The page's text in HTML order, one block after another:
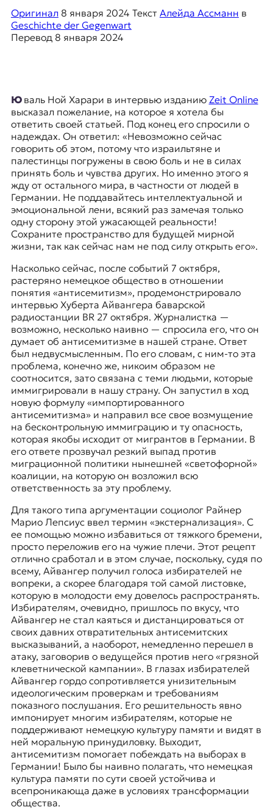
с
т
и
к
р
е
в
о
д
е
и
к
о
н
т
е
к
с
т
е
Оригинал 8 января 2024 Текст Алейда Ассманн в
Geschichte der Gegenwart
Перевод 8 января 2024
Юваль Ной Харари в интервью изданию Zeit Online
высказал пожелание, на которое я хотела бы
ответить своей статьей. Под конец его спросили о
надеждах. Он ответил: «Невозможно сейчас
говорить об этом, потому что израильтяне и
палестинцы погружены в свою боль и не в силах
принять боль и чувства других. Но именно этого я
жду от остального мира, в частности от людей в
Германии. Не поддавайтесь интеллектуальной и
эмоциональной лени, всякий раз замечая только
одну сторону этой ужасающей реальности!
Сохраните пространство для будущей мирной
жизни, так как сейчас нам не под силу открыть его».
Насколько сейчас, после событий 7 октября,
растеряно немецкое общество в отношении
понятия «антисемитизм», продемонстрировало
интервью Хуберта Айвангера баварской
радиостанции BR27 октября. Журналистка —
возможно, несколько наивно — спросила его, что он
думает об антисемитизме в нашей стране. Ответ
был недвусмысленным. По его словам, с ним-то эта
проблема, конечно же, никоим образом не
соотносится, зато связана с теми людьми, которые
иммигрировали в нашу страну. Он запустил в ход
новую формулу «импортированного
антисемитизма» и направил все свое возмущение
на бесконтрольную иммиграцию и ту опасность,
которая якобы исходит от мигрантов в Германии. В
его ответе прозвучал резкий выпад против
миграционной политики нынешней «светофорной»
коалиции, на которую он возложил всю
ответственность за эту проблему.
Для такого типа аргументации социолог Райнер
Марио Лепсиусввел термин «экстернализация». С
ее помощью можно избавиться от тяжкого бремени,
просто переложив его на чужие плечи. Этот рецепт
отлично сработал и в этом случае, поскольку, судя по
всему, Айвангер получил голоса избирателей не
вопреки, а скорее благодаря той самой листовке,
которую в молодости ему довелось распространять.
Избирателям, очевидно, пришлось по вкусу, что
Айвангер не стал каяться и дистанцироваться от
своих давних отвратительных антисемитских
высказываний, а наоборот, немедленно перешел в
атаку, заговорив о ведущейся против него «грязной
клеветнической кампании». В глазах избирателей
Айвангер гордо сопротивляется унизительным
идеологическим проверкам и требованиям
показного послушания. Его решительность явно
импонирует многим избирателям, которые не
поддерживают немецкую культуру памяти и видят в
ней моральную принудиловку. Выходит,
антисемитизм помогает побеждать на выборах в
Германии! Было бы наивно полагать, что немецкая
культура памяти по сути своей устойчива и
всепроникающа даже в условиях трансформации
общества.